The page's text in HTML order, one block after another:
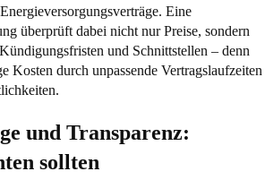
Eine
überprüft dabei nicht nur Preise, sondern
und Schnittstellen – denn
Kosten durch unpassende Vertragslaufzeiten
und Transparenz:
sollten